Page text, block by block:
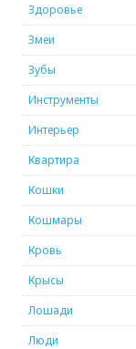
Здоровье
Змеи
Зубы
Инструменты
Интерьер
Квартира
Кошки
Кошмары
Кровь
Крысы
Лошади
Люди